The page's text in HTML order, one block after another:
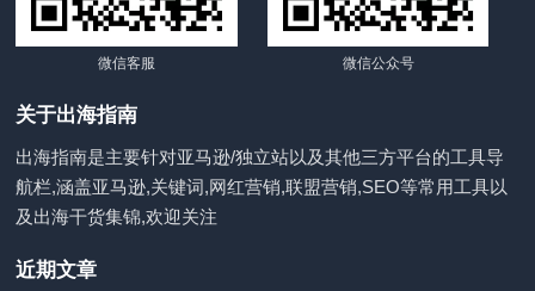
微信客服 微信公众号
关于出海指南
出海指南是主要针对亚马逊/独立站以及其他三方平台的工具导
航栏,涵盖亚马逊,关键词,网红营销,联盟营销,SEO等常用工具以
及出海干货集锦,欢迎关注
近期文章